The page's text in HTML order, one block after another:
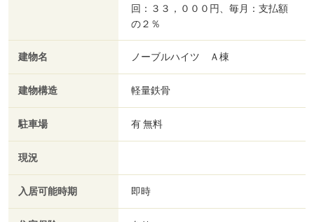
回：３３，０００円、毎月：支払額
の２％
建物名 ノーブルハイツ Ａ棟
建物構造 軽量鉄骨
駐車場 有 無料
現況
入居可能時期 即時